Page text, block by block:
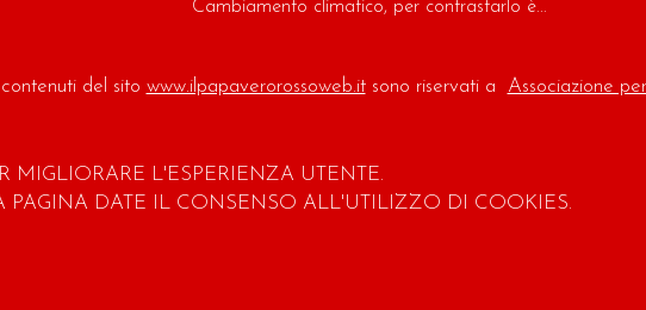
Cambiamento climatico, per contrastarlo è...
del sito www.ilpapaverorossoweb.itsono riservati a Associazione
MIGLIORARE L'ESPERIENZA UTENTE.
DATE IL CONSENSO ALL'UTILIZZO DI COOKIES.